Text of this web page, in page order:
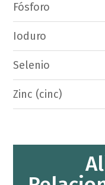
Fósforo
Ioduro
Selenio
Zinc (cinc)